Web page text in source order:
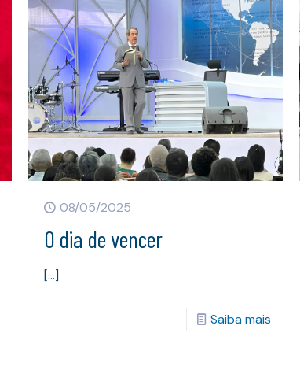
08/05/2025
O dia de vencer
[…]
Saiba mais